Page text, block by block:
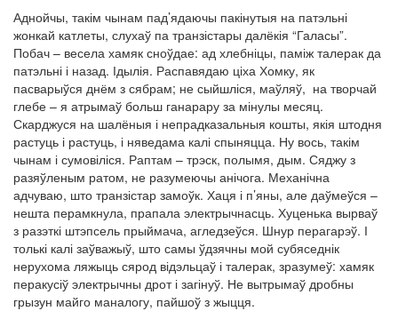
Аднойчы, такім чынам пад’ядаючы пакінутыя на патэльні
жонкай катлеты, слухаў па транзістары далёкія “Галасы”.
Побач – весела хамяк сноўдае: ад хлебніцы, паміж талерак да
патэльні і назад. Ідылія. Распавядаю ціха Хомку, як
пасварыўся днём з сябрам; не сыйшліся, маўляў, на творчай
глебе – я атрымаў больш ганарару за мінулы месяц.
Скарджуся на шалёныя і непрадказальныя кошты, якія штодня
растуць і растуць, і няведама калі спыняцца. Ну вось, такім
чынам і сумовіліся. Раптам – трэск, полымя, дым. Сяджу з
разяўленым ратом, не разумеючы анічога. Механічна
адчуваю, што транзістар замоўк. Хаця і п’яны, але даўмеўся –
нешта перамкнула, прапала электрычнасць. Хуценька вырваў
з разэткі штэпсель прыймача, агледзеўся. Шнур перагарэў. І
толькі калі заўважыў, што самы ўдзячны мой субяседнік
нерухома ляжыць сярод відэльцаў і талерак, зразумеў: хамяк
перакусіў электрычны дрот і загінуў. Не вытрымаў дробны
грызун майго маналогу, пайшоў з жыцця.